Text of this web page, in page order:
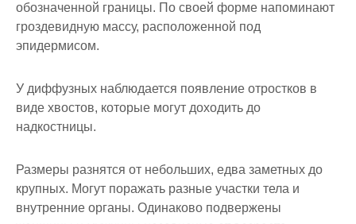
обозначенной границы. По своей форме напоминают
гроздевидную массу, расположенной под
эпидермисом.
У диффузных наблюдается появление отростков в
виде хвостов, которые могут доходить до
надкостницы.
Размеры разнятся от небольших, едва заметных до
крупных. Могут поражать разные участки тела и
внутренние органы. Одинаково подвержены